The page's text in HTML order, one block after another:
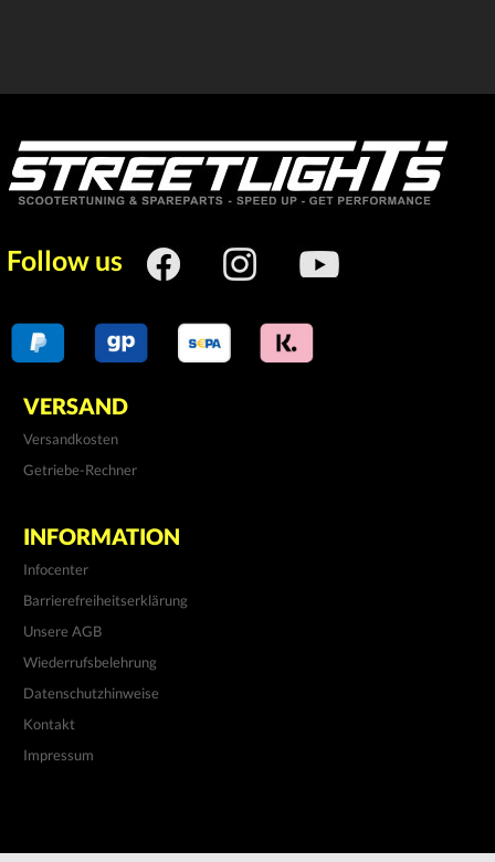
Follow us
VERSAND
Versandkosten
Getriebe-Rechner
INFORMATION
Infocenter
Barrierefreiheitserklärung
Unsere AGB
Wiederrufsbelehrung
Datenschutzhinweise
Kontakt
Impressum